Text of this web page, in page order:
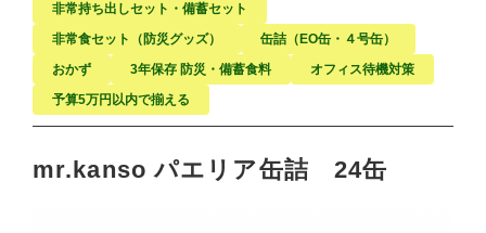
非常持ち出しセット・備蓄セット
非常食セット（防災グッズ）
缶詰（EO缶・４号缶）
おかず
3年保存 防災・備蓄食料
オフィス待機対策
予算5万円以内で揃える
mr.kanso パエリア缶詰 24缶